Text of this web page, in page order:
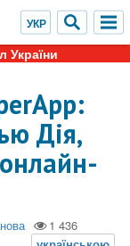
України
Дія,